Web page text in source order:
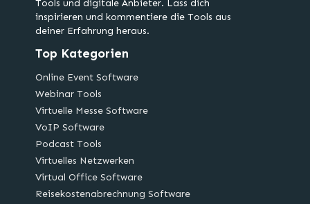
Tools und digitale Anbieter. Lass dich
inspirieren und kommentiere die Tools aus
deiner Erfahrung heraus.
Top Kategorien
Online Event Software
Webinar Tools
Virtuelle Messe Software
VoIP Software
Podcast Tools
Virtuelles Netzwerken
Virtual Office Software
Reisekostenabrechnung Software